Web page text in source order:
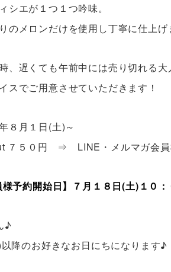
シエが１つ１つ吟味。
のメロンだけを使用し丁寧に仕上
、遅くても午前中には売り切れる
スでご用意させていただきます！
８月１日(土)～
７５０円 ⇒ LINE・メルマガ会員
様予約開始日】７月１８日(土)１０
♪
降のお好きなお日にちになります♪